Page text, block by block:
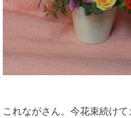
これながさん。今花束続け